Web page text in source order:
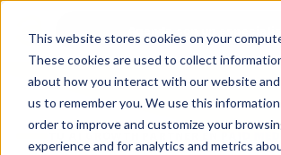
This website stores cookies on your
These cookies are used to collect
about how you interact with our website
us to remember you. We use this information
order to improve and customize your
experience and for analytics and metrics